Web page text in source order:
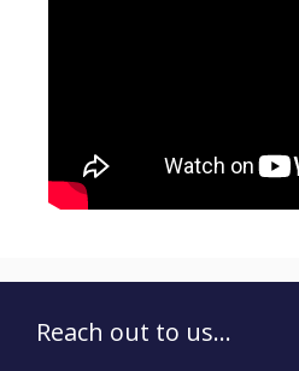
Reach out to us...